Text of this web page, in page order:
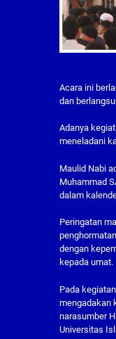
Acara ini
dan
Adanya
meneladani
Maulid Nabi
Muhammad
dalam
Peringatan
dengan
kepada umat.
Pada
mengadakan
narasumber
Universitas